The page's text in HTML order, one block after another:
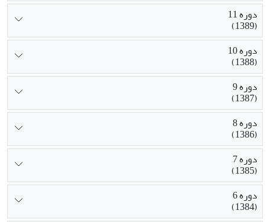
دوره 11
(1389)
دوره 10
(1388)
دوره 9
(1387)
دوره 8
(1386)
دوره 7
(1385)
دوره 6
(1384)